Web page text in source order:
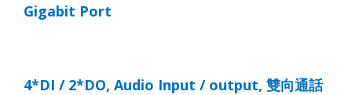
Gigabit Port
4*DI / 2*DO, Audio Input / output, 雙向通話